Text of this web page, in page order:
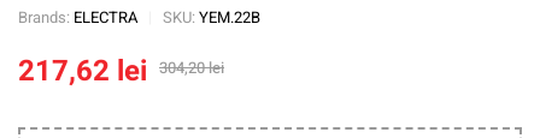
Brands: ELECTRA SKU: YEM.22B
304,20lei
217,62 lei